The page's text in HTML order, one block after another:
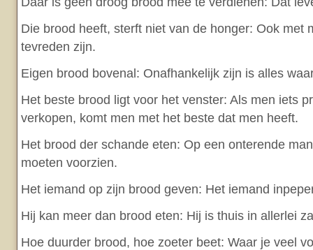
Die brood heeft, sterft niet van de honger: Ook met
tevreden zijn.
Eigen brood bovenal: Onafhankelijk zijn is alles
Het beste brood ligt voor het venster: Als men iets
verkopen, komt men met het beste dat men heeft.
Het brood der schande eten: Op een onterende
moeten voorzien.
Het iemand op zijn brood geven: Het iemand
Hij kan meer dan brood eten: Hij is thuis in allerlei
Hoe duurder brood, hoe zoeter beet: Waar je veel